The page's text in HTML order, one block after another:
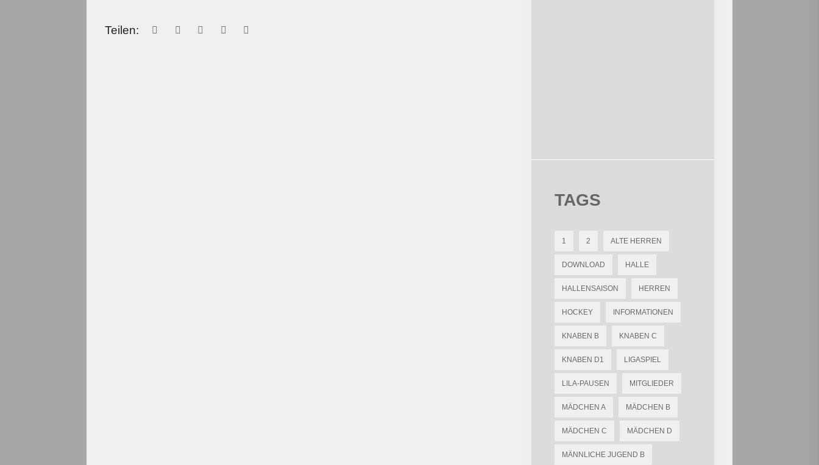
Teilen:
TAGS
1 2 ALTE HERREN
DOWNLOAD HALLE
HALLENSAISON HERREN
HOCKEY INFORMATIONEN
KNABEN B KNABEN C
KNABEN D1 LIGASPIEL
LILA-PAUSEN MITGLIEDER
MÄDCHEN A MÄDCHEN B
MÄDCHEN C MÄDCHEN D
MÄNNLICHE JUGEND B